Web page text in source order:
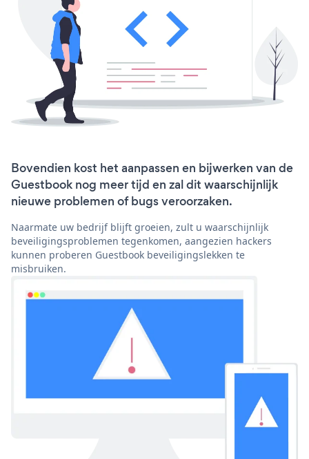
Bovendien kost het aanpassen en bijwerken van de
Guestbook nog meer tijd en zal dit waarschijnlijk
nieuwe problemen of bugs veroorzaken.
Naarmate uw bedrijf blijft groeien, zult u waarschijnlijk
beveiligingsproblemen tegenkomen, aangezien hackers
kunnen proberen Guestbook beveiligingslekken te
misbruiken.